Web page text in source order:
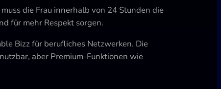
die Frau innerhalb von 24 Stunden die
für mehr Respekt sorgen.
Bizz für berufliches Netzwerken. Die
aber Premium-Funktionen wie